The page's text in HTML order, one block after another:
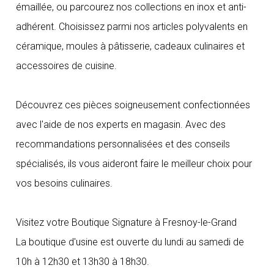
émaillée, ou parcourez nos collections en inox et anti-
adhérent. Choisissez parmi nos articles polyvalents en
céramique, moules à pâtisserie, cadeaux culinaires et
accessoires de cuisine.
Découvrez ces pièces soigneusement confectionnées
avec l'aide de nos experts en magasin. Avec des
recommandations personnalisées et des conseils
spécialisés, ils vous aideront faire le meilleur choix pour
vos besoins culinaires.
Visitez votre Boutique Signature à Fresnoy-le-Grand
La boutique d'usine est ouverte du lundi au samedi de
10h à 12h30 et 13h30 à 18h30.